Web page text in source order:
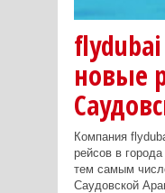
новые
Компания
рейсов в
тем самым
Саудовской